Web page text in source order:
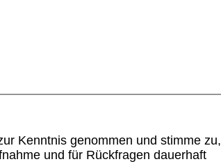
Kenntnis genommen und stimme zu,
und für Rückfragen dauerhaft